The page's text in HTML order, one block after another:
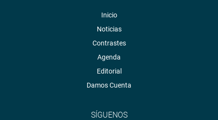
Inicio
Noticias
Contrastes
Agenda
Editorial
Damos Cuenta
SÍGUENOS